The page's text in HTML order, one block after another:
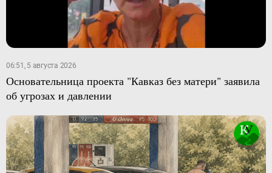
06:51, 5 августа 2026
Основательница проекта "Кавказ без матери" заявила
об угрозах и давлении